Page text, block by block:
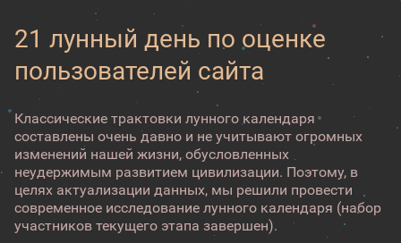
21 лунный день по оценке
пользователей сайта
Классические трактовки лунного календаря
составлены очень давно и не учитывают огромных
изменений нашей жизни, обусловленных
неудержимым развитием цивилизации. Поэтому, в
целях актуализации данных, мы решили провести
современное исследование лунного календаря (набор
участников текущего этапа завершен).